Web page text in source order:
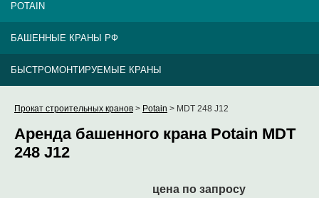
POTAIN
БАШЕННЫЕ КРАНЫ РФ
БЫСТРОМОНТИРУЕМЫЕ КРАНЫ
Прокат строительных кранов > Potain > MDT 248 J12
Аренда башенного крана Potain MDT
248 J12
цена по запросу